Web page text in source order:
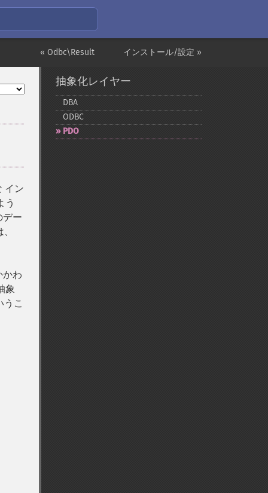
インストール/設定 »
« Odbc\Result
イン
う
デー
かわ
象
うこ
抽象化レイヤー
DBA
ODBC
PDO